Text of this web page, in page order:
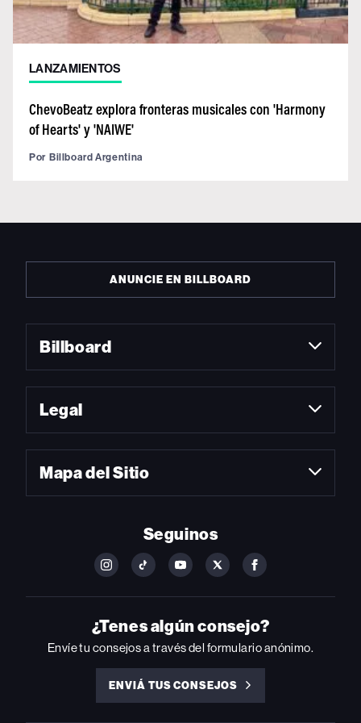
LANZAMIENTOS
ChevoBeatz explora fronteras musicales con 'Harmony
of Hearts' y 'NAIWE'
Por Billboard Argentina
ANUNCIE EN BILLBOARD
Billboard
Legal
Mapa del Sitio
Seguinos
FOLLOW
ON
INSTAGRAM
FOLLOW
ON
YOUTUBE
FOLLOW
ON
YOUTUBE
FOLLOW
ON
FOLLOW
ON
FACEBOOK
¿Tenes algún consejo?
Envíe tu consejos a través del formulario anónimo.
ENVIÁ TUS CONSEJOS
ENVIÁ